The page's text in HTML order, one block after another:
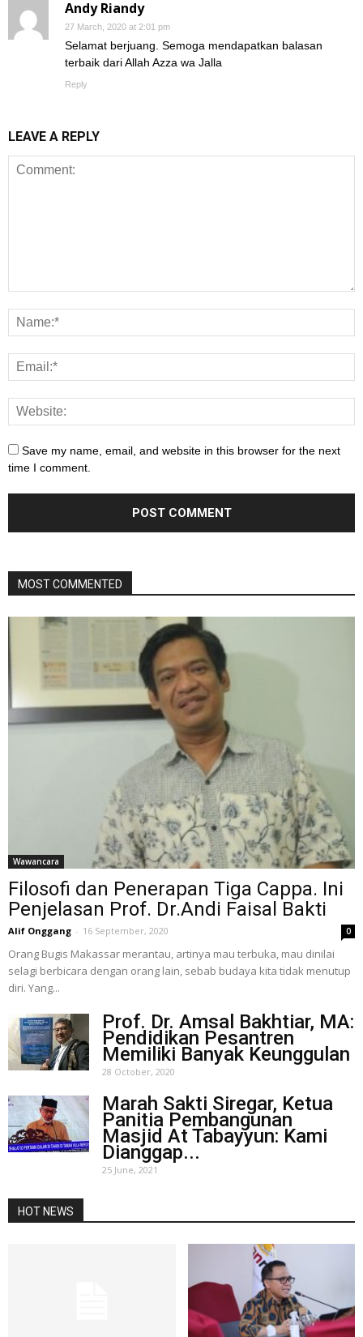
Andy Riandy
27 March, 2020 at 2:01 pm
Selamat berjuang. Semoga mendapatkan balasan
terbaik dari Allah Azza wa Jalla
Reply
LEAVE A REPLY
Save my name, email, and website in this browser for the next
time I comment.
MOST COMMENTED
Wawancara
Filosofi dan Penerapan Tiga Cappa. Ini
Penjelasan Prof. Dr.Andi Faisal Bakti
Alif Onggang - 16 September, 2020 0
Orang Bugis Makassar merantau, artinya mau terbuka, mau dinilai
selagi berbicara dengan orang lain, sebab budaya kita tidak menutup
diri. Yang...
Prof. Dr. Amsal Bakhtiar, MA:
Pendidikan Pesantren
Memiliki Banyak Keunggulan
28 October, 2020
Marah Sakti Siregar, Ketua
Panitia Pembangunan
Masjid At Tabayyun: Kami
Dianggap...
25 June, 2021
HOT NEWS